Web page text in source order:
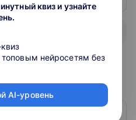
квиз и узнайте
нейросетям без
AI-уровень